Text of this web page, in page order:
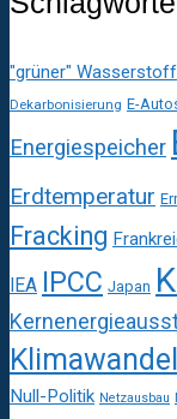
"grüner" Wasserstoff
Dekarbonisierung E-
Energiespeicher
Erdtemperatur
Fracking
IEA IPCC Japan
Klimawandel
Null-Politik Netzausbau